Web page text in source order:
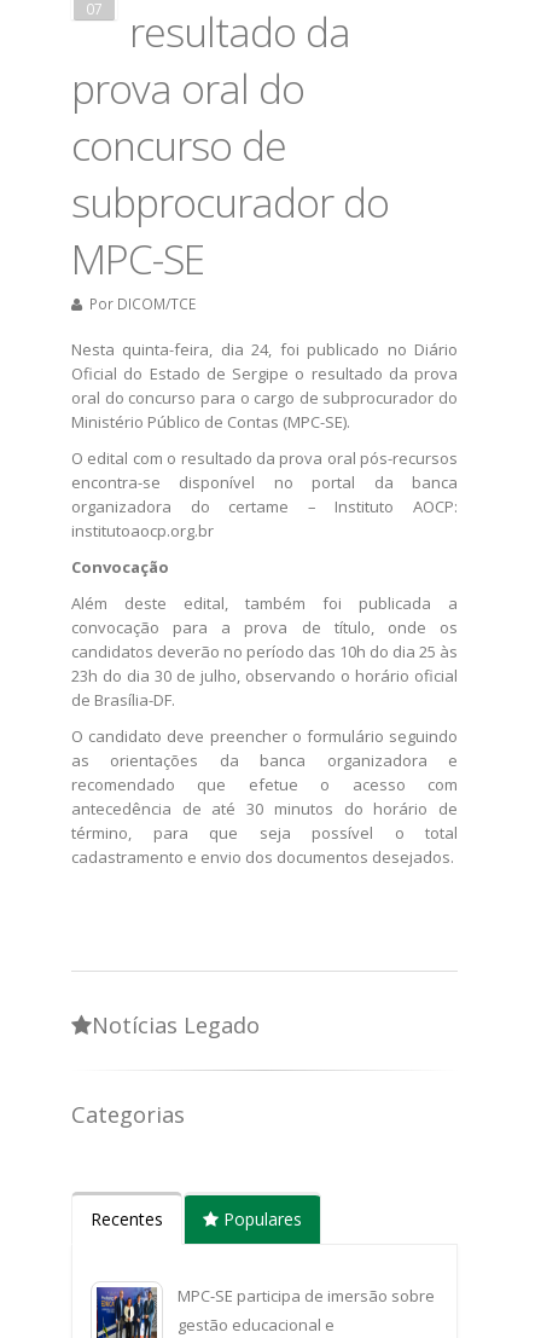
07
resultado da
prova oral do
concurso de
subprocurador do
MPC-SE
Por DICOM/TCE
​Nesta quinta-feira, dia 24, foi publicado no Diário
Oficial do Estado de Sergipe o resultado da prova
oral do concurso para o cargo de subprocurador do
Ministério Público de Contas (MPC-SE).
O edital com o resultado da prova oral pós-recursos
encontra-se disponível no portal da banca
organizadora do certame – Instituto AOCP:
institutoaocp.org.br
Convocação
Além deste edital, também foi publicada a
convocação para a prova de título, onde os
candidatos deverão no período das 10h do dia 25 às
23h do dia 30 de julho, observando o horário oficial
de Brasília-DF.
O candidato deve preencher o formulário seguindo
as orientações da banca organizadora e
recomendado que efetue o acesso com
antecedência de até 30 minutos do horário de
término, para que seja possível o total
cadastramento e envio dos documentos desejados.
Notícias Legado
Categorias
Recentes Populares
MPC-SE participa de imersão sobre
gestão educacional e